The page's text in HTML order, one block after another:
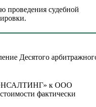
судебной
Десятого
к ООО
фактически